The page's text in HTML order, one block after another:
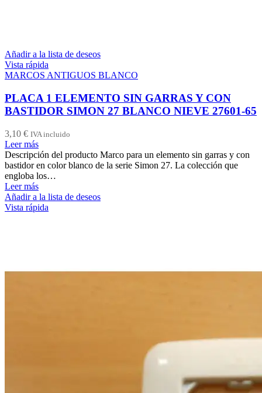
Añadir a la lista de deseos
Vista rápida
MARCOS ANTIGUOS BLANCO
PLACA 1 ELEMENTO SIN GARRAS Y CON
BASTIDOR SIMON 27 BLANCO NIEVE 27601-65
3,10 € IVA incluido
Leer más
Descripción del producto Marco para un elemento sin garras y con
bastidor en color blanco de la serie Simon 27. La colección que
engloba los…
Leer más
Añadir a la lista de deseos
Vista rápida